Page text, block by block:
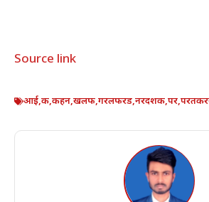
Source link
आई,क,कहन,खलफ,गरलफरड,नरदशक,पर,